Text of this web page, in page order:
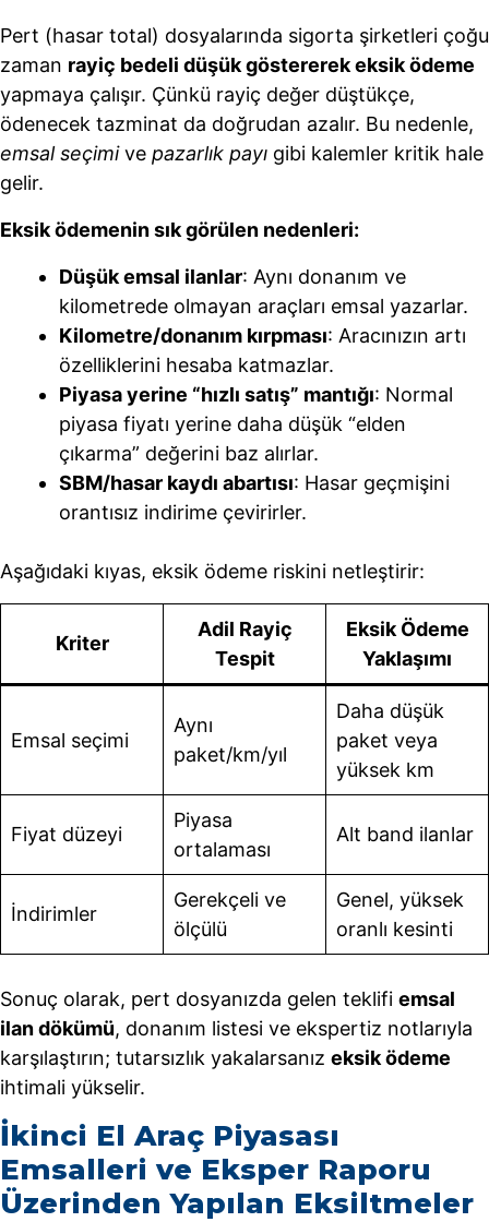
Pert (hasar total) dosyalarında sigorta şirketleri çoğu
zaman rayiç bedeli düşük göstererek eksik ödeme
yapmaya çalışır. Çünkü rayiç değer düştükçe,
ödenecek tazminat da doğrudan azalır. Bu nedenle,
emsal seçimive pazarlık payı gibi kalemler kritik hale
gelir.
Eksik ödemenin sık görülen nedenleri:
Düşük emsal ilanlar: Aynı donanım ve
kilometrede olmayan araçları emsal yazarlar.
Kilometre/donanım kırpması: Aracınızın artı
özelliklerini hesaba katmazlar.
Piyasa yerine “hızlı satış” mantığı: Normal
piyasa fiyatı yerine daha düşük “elden
çıkarma” değerini baz alırlar.
SBM/hasar kaydı abartısı: Hasar geçmişini
orantısız indirime çevirirler.
Aşağıdaki kıyas, eksik ödeme riskini netleştirir:
Kriter
Adil Rayiç
Tespit
Eksik Ödeme
Yaklaşımı
Emsal seçimi
Aynı
paket/km/yıl
Daha düşük
paket veya
yüksek km
Fiyat düzeyi
Piyasa
ortalaması
Alt band ilanlar
İndirimler
Gerekçeli ve
ölçülü
Genel, yüksek
oranlı kesinti
Sonuç olarak, pert dosyanızda gelen teklifi emsal
ilan dökümü, donanım listesi ve ekspertiz notlarıyla
karşılaştırın; tutarsızlık yakalarsanız eksik ödeme
ihtimali yükselir.
İkinci El Araç Piyasası
Emsalleri ve Eksper Raporu
Üzerinden Yapılan Eksiltmeler